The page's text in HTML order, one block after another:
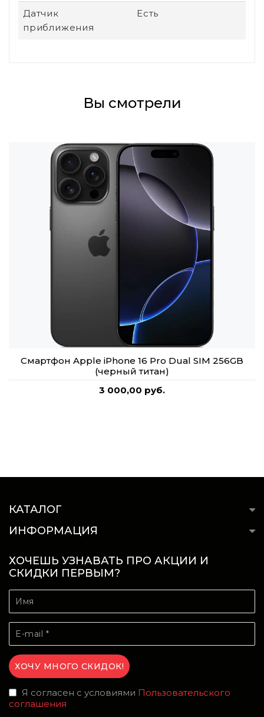
Датчик
приближения
Есть
Вы смотрели
Смартфон Apple iPhone 16 Pro Dual SIM 256GB
(черный титан)
3 000,00 руб.
КАТАЛОГ
ИНФОРМАЦИЯ
ХОЧЕШЬ УЗНАВАТЬ ПРО АКЦИИ И
СКИДКИ ПЕРВЫМ?
Я согласен с условиями Пользовательского
соглашения